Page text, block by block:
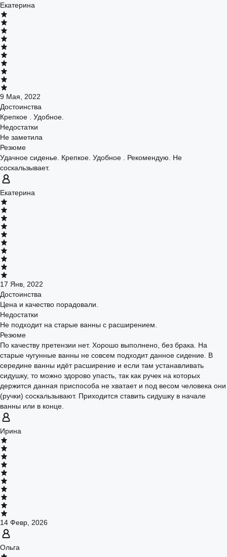
Екатерина
9 Мая, 2022
Достоинства
Крепкое . Удобное.
Недостатки
Не заметила
Резюме
Удачное сиденье. Крепкое. Удобное . Рекомендую. Не
соскальзывает.
Екатерина
17 Янв, 2022
Достоинства
Цена и качество порадовали.
Недостатки
Не подходит на старые ванны с расширением.
Резюме
По качеству претензии нет. Хорошо выполнено, без брака. На
старые чугунные ванны не совсем подходит данное сидение. В
середине ванны идёт расширение и если там устанавливать
сидушку, то можно здорово упасть, так как ручек на которых
держится данная приспособа не хватает и под весом человека они
(ручки) соскальзывают. Приходится ставить сидушку в начале
ванны или в конце.
Ирина
14 Февр, 2026
Ольга